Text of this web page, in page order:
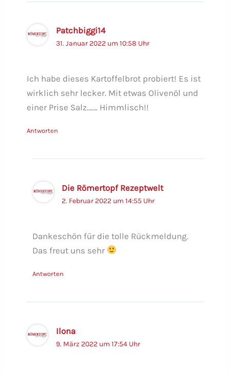
Patchbiggi14
31. Januar 2022 um 10:58 Uhr
Ich habe dieses Kartoffelbrot probiert! Es ist
wirklich sehr lecker. Mit etwas Olivenöl und
einer Prise Salz……. Himmlisch!!
Antworten
Die Römertopf Rezeptwelt
2. Februar 2022 um 14:55 Uhr
Dankeschön für die tolle Rückmeldung.
Das freut uns sehr
Antworten
Ilona
9. März 2022 um 17:54 Uhr